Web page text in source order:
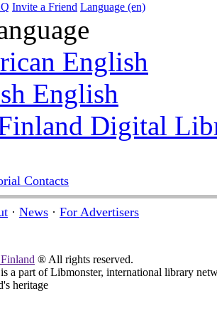
Invite a Friend Language (en)
English
English
Digital
Contacts
· News · For Advertisers
® All rights reserved.
a part of Libmonster, international library
heritage